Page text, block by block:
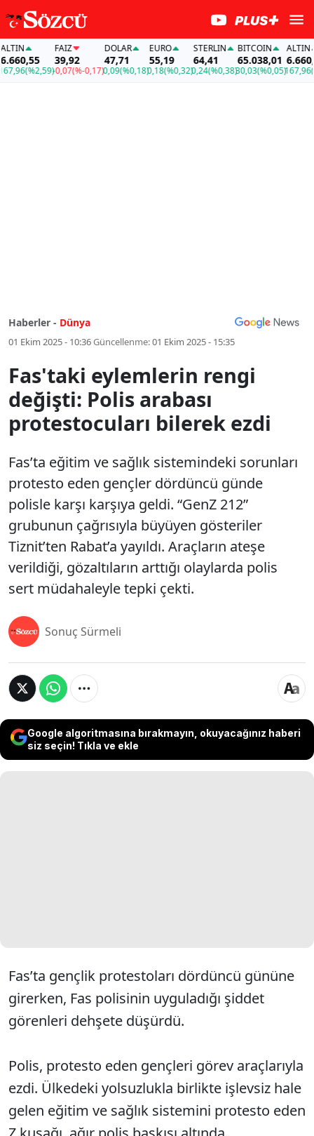
(%2,59)
FAİZ
39,92
-0,07(%-0,17)
DOLAR
47,71
0,09(%0,18)
EURO
55,19
0,18(%0,32)
STERLIN
64,41
0,24(%0,38)
BITCOIN
65.038,01
30,03(%0,05)
ALTIN
6.660,55
167,96
Haberler - Dünya
01 Ekim 2025 - 10:36Güncellenme:01 Ekim 2025 - 15:35
Fas'taki eylemlerin rengi
değişti: Polis arabası
protestocuları bilerek ezdi
Fas’ta eğitim ve sağlık sistemindeki sorunları
protesto eden gençler dördüncü günde
polisle karşı karşıya geldi. “GenZ 212”
grubunun çağrısıyla büyüyen gösteriler
Tiznit’ten Rabat’a yayıldı. Araçların ateşe
verildiği, gözaltıların arttığı olaylarda polis
sert müdahaleyle tepki çekti.
Sonuç Sürmeli
Google algoritmasına bırakmayın, okuyacağınız haberi
siz seçin! Tıkla ve ekle
Fas’ta gençlik protestoları dördüncü gününe
girerken, Fas polisinin uyguladığı şiddet
görenleri dehşete düşürdü.
Polis, protesto eden gençleri görev araçlarıyla
ezdi. Ülkedeki yolsuzlukla birlikte işlevsiz hale
gelen eğitim ve sağlık sistemini protesto eden